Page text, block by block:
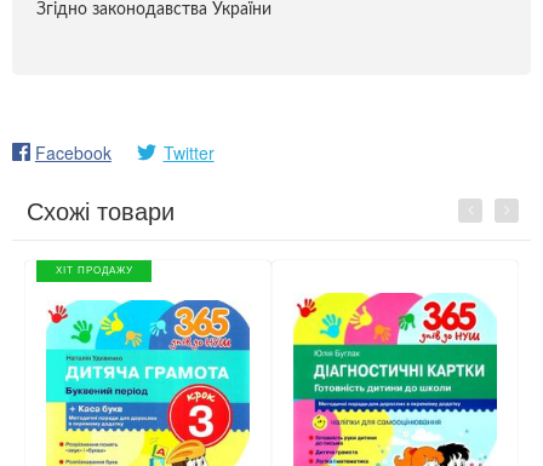
Згідно законодавства України
Facebook Twitter
Схожі товари Previous
ХІТ ПРОДАЖУ
Next